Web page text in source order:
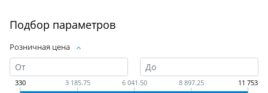
Подбор параметров
Розничная цена
330 3 185.75 6 041.50 8 897.25 11 753